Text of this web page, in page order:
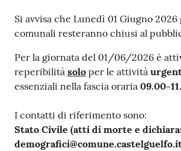
Tutti
gli
su
Contenuto
Si avvisa che Lunedì 01 Giugno
comunali resteranno chiusi al
Per la giornata del 01/06/2026 è
reperibilità solo per le attività
essenziali nella fascia oraria 09.00-
I contatti di riferimento sono:
Stato Civile (atti di morte e